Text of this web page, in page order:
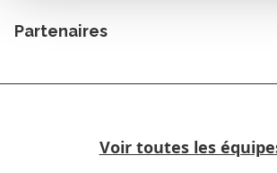
Partenaires
Voir toutes les